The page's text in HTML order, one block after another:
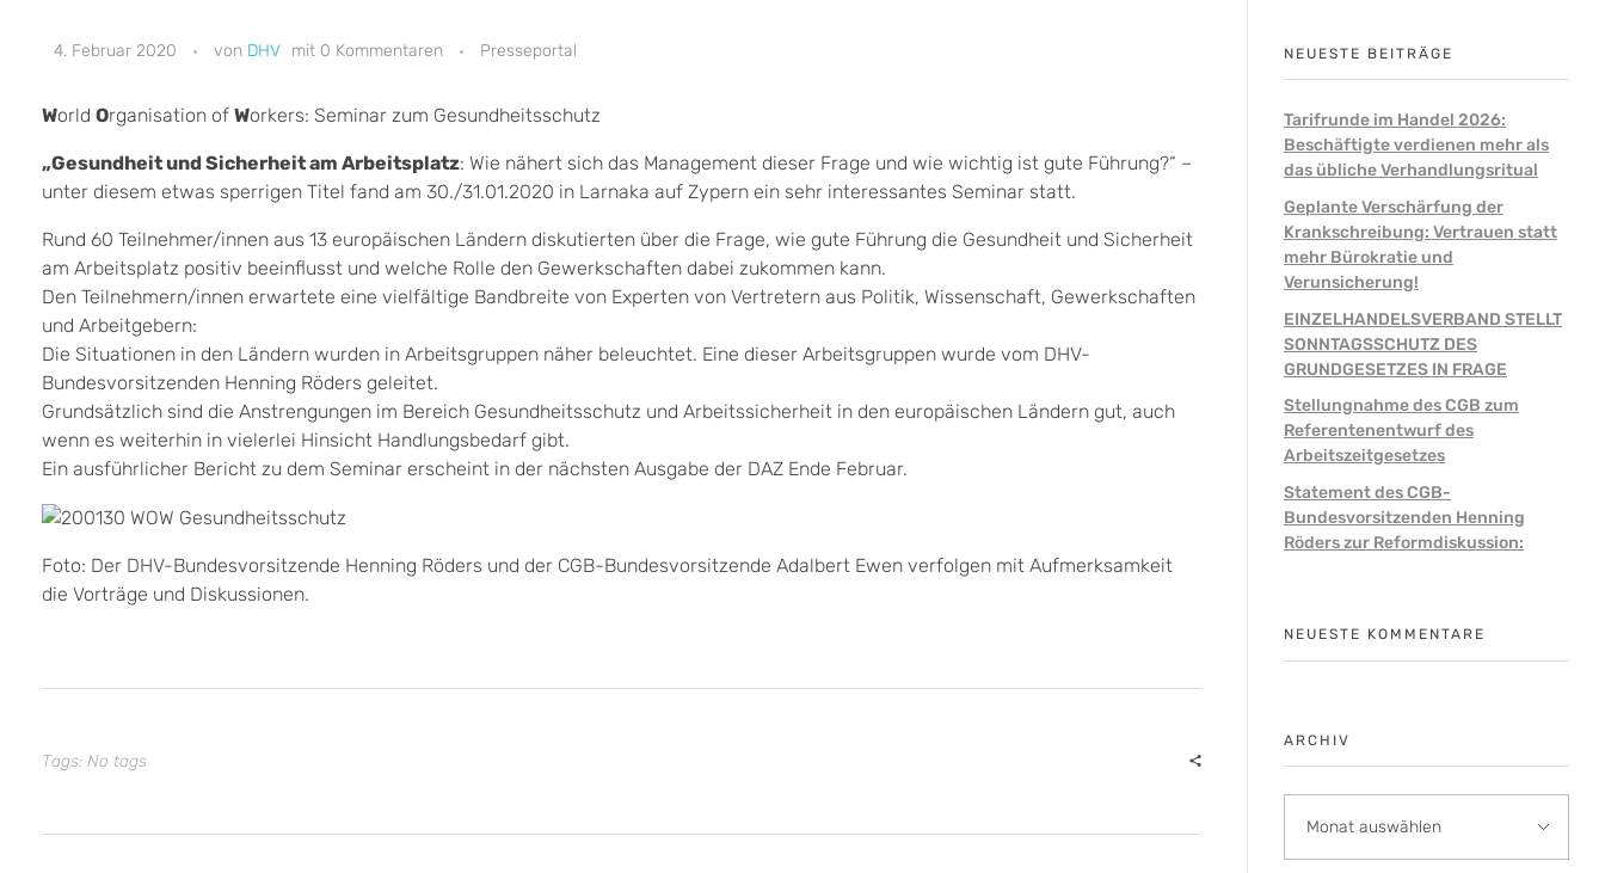
4. Februar 2020 DHV 0 Kommentaren Presseportal
World Organisation of Workers: Seminar zum Gesundheitsschutz
„Gesundheit und Sicherheit am Arbeitsplatz: Wie nähert sich das Management dieser Frage und wie wichtig ist gute Führung?“ –
unter diesem etwas sperrigen Titel fand am 30./31.01.2020 in Larnaka auf Zypern ein sehr interessantes Seminar statt.
Rund 60 Teilnehmer/innen aus 13 europäischen Ländern diskutierten über die Frage, wie gute Führung die Gesundheit und Sicherheit
am Arbeitsplatz positiv beeinflusst und welche Rolle den Gewerkschaften dabei zukommen kann.
Den Teilnehmern/innen erwartete eine vielfältige Bandbreite von Experten von Vertretern aus Politik, Wissenschaft, Gewerkschaften
und Arbeitgebern:
Die Situationen in den Ländern wurden in Arbeitsgruppen näher beleuchtet. Eine dieser Arbeitsgruppen wurde vom DHV-
Bundesvorsitzenden Henning Röders geleitet.
Grundsätzlich sind die Anstrengungen im Bereich Gesundheitsschutz und Arbeitssicherheit in den europäischen Ländern gut, auch
wenn es weiterhin in vielerlei Hinsicht Handlungsbedarf gibt.
Ein ausführlicher Bericht zu dem Seminar erscheint in der nächsten Ausgabe der DAZ Ende Februar.
Foto: Der DHV-Bundesvorsitzende Henning Röders und der CGB-Bundesvorsitzende Adalbert Ewen verfolgen mit Aufmerksamkeit
die Vorträge und Diskussionen.
Tags: No tags
NEUESTE BEITRÄGE
Tarifrunde im Handel 2026:
Beschäftigte verdienen mehr als
das übliche Verhandlungsritual
Geplante Verschärfung der
Krankschreibung: Vertrauen statt
mehr Bürokratie und
Verunsicherung!
EINZELHANDELSVERBAND STELLT
SONNTAGSSCHUTZ DES
GRUNDGESETZES IN FRAGE
Stellungnahme des CGB zum
Referentenentwurf des
Arbeitszeitgesetzes
Statement des CGB-
Bundesvorsitzenden Henning
Röders zur Reformdiskussion:
NEUESTE KOMMENTARE
ARCHIV